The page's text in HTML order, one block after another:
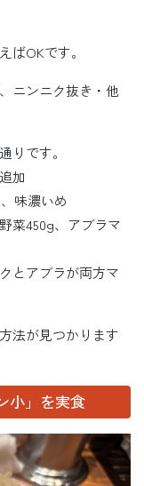
ばOKです。
ニンニク抜き・他
りです。
加
味濃いめ
菜450g、アブラマ
とアブラが両方マ
法が見つかります
小」を実食